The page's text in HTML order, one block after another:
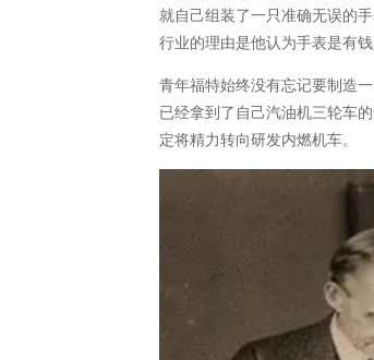
就自己组装了一只准确无误的
行业的理由是他认为手表是有
青年福特始终没有忘记要制造
已经拿到了自己汽油机三轮车
定将精力转向研发内燃机车。